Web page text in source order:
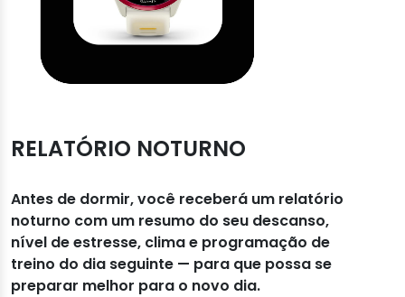
RELATÓRIO NOTURNO
Antes de dormir, você receberá um relatório
noturno com um resumo do seu descanso,
nível de estresse, clima e programação de
treino do dia seguinte — para que possa se
preparar melhor para o novo dia.